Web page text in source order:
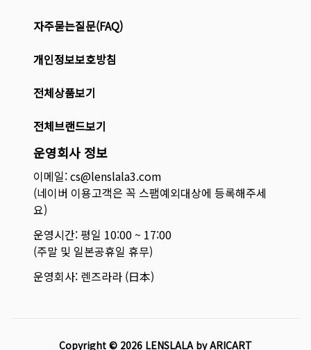
자주묻는질문(FAQ)
개인정보보호방침
전체상품보기
전체브랜드보기
운영회사 정보
이메일: cs@lenslala3.com
(네이버 이용고객은 꼭 스팸예외대상에 등록해주세
요)
운영시간: 평일 10:00 ~ 17:00
(주말 및 일본공휴일 휴무)
운영회사: 렌즈라라 (日本)
Copyright © 2026 LENSLALA by ARICART